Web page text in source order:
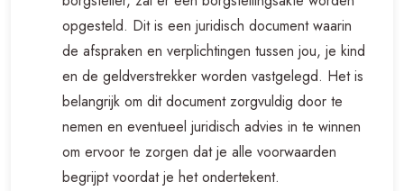
opgesteld. Dit is een juridisch document waarin
de afspraken en verplichtingen tussen jou, je kind
en de geldverstrekker worden vastgelegd. Het is
belangrijk om dit document zorgvuldig door te
nemen en eventueel juridisch advies in te winnen
om ervoor te zorgen dat je alle voorwaarden
begrijpt voordat je het ondertekent.